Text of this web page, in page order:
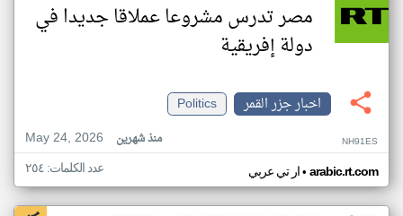
مصر تدرس مشروعا عملاقا جديدا في
دولة إفريقية
اخبار جزر القمر
Politics
May 24, 2026
منذ شهرين NH91ES
ار تي عربي• arabic.rt.com عدد الكلمات: ٢٥٤